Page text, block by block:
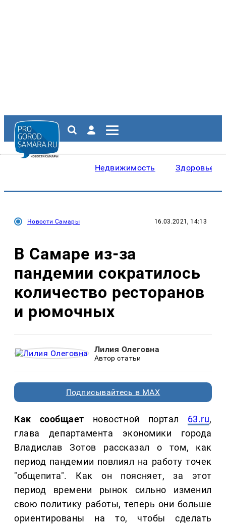
Недвижимость Здоровье
Новости Самары 16.03.2021, 14:13
В Самаре из-за
пандемии сократилось
количество ресторанов
и рюмочных
Лилия Олеговна
Автор статьи
Подписывайтесь в MAX
Как сообщает новостной портал 63.ru,
глава департамента экономики города
Владислав Зотов рассказал о том, как
период пандемии повлиял на работу точек
"общепита". Как он поясняет, за этот
период времени рынок сильно изменил
свою политику работы, теперь они больше
ориентированы на то, чтобы сделать